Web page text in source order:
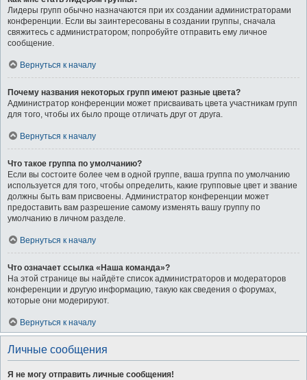
Лидеры групп обычно назначаются при их создании администраторами
конференции. Если вы заинтересованы в создании группы, сначала
свяжитесь с администратором; попробуйте отправить ему личное
сообщение.
Вернуться к началу
Почему названия некоторых групп имеют разные цвета?
Администратор конференции может присваивать цвета участникам групп
для того, чтобы их было проще отличать друг от друга.
Вернуться к началу
Что такое группа по умолчанию?
Если вы состоите более чем в одной группе, ваша группа по умолчанию
используется для того, чтобы определить, какие групповые цвет и звание
должны быть вам присвоены. Администратор конференции может
предоставить вам разрешение самому изменять вашу группу по
умолчанию в личном разделе.
Вернуться к началу
Что означает ссылка «Наша команда»?
На этой странице вы найдёте список администраторов и модераторов
конференции и другую информацию, такую как сведения о форумах,
которые они модерируют.
Вернуться к началу
Личные сообщения
Я не могу отправить личные сообщения!